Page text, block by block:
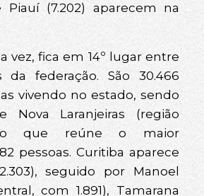
Piauí (7.202) aparecem na
vez, fica em 14º lugar entre
da federação. São 30.466
vivendo no estado, sendo
Nova Laranjeiras (região
o que reúne o maior
pessoas. Curitiba aparece
seguido por Manoel
com 1.891), Tamarana